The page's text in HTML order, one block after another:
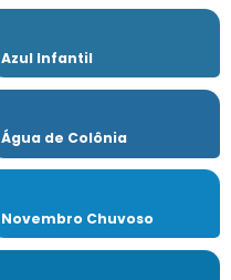
Azul Infantil
Água de Colônia
Novembro Chuvoso